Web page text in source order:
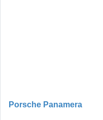
Porsche Panamera